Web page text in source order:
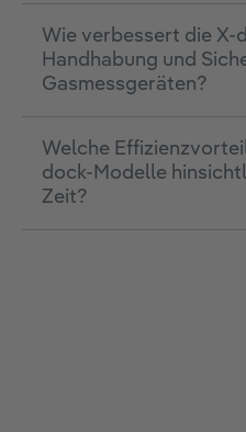
Wie verbessert die X-
Handhabung und
Gasmessgeräten?
Welche
dock-Modelle
Zeit?